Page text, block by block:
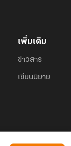
เพิ่มเติม
ข่าวสาร
เขียนนิยาย